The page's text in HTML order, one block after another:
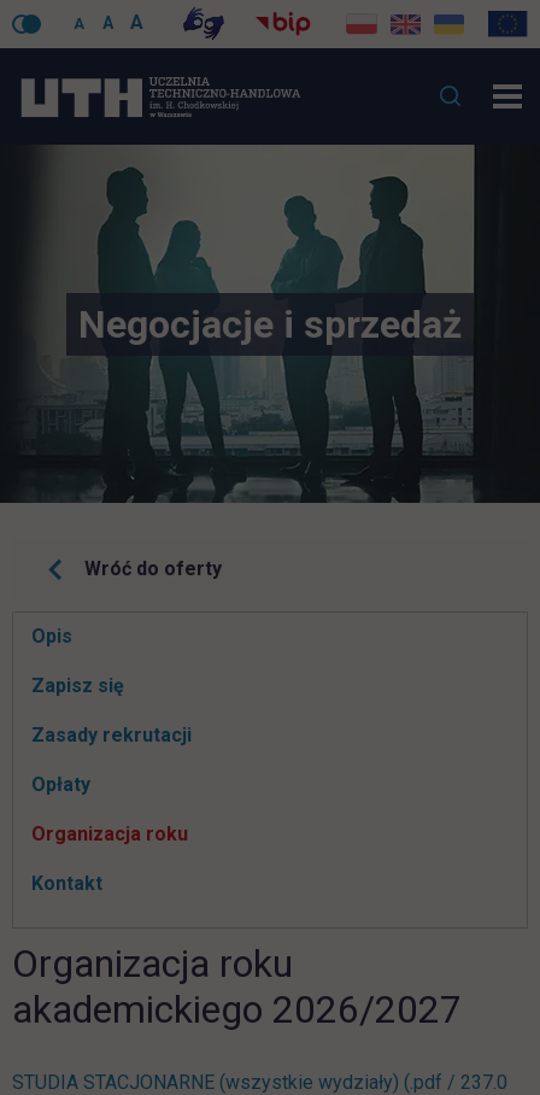
A A A
Negocjacje i sprzedaż
Wróć do oferty
Pomiń
nawigacje
Opis
Zapisz się
Zasady rekrutacji
Opłaty
Organizacja roku
Kontakt
Organizacja roku
akademickiego 2026/2027
STUDIA STACJONARNE (wszystkie wydziały) (.pdf / 237.0